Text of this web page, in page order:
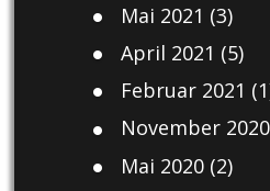
Mai 2021 (3)
April 2021 (5)
Februar 2021
November 2020
Mai 2020(2)